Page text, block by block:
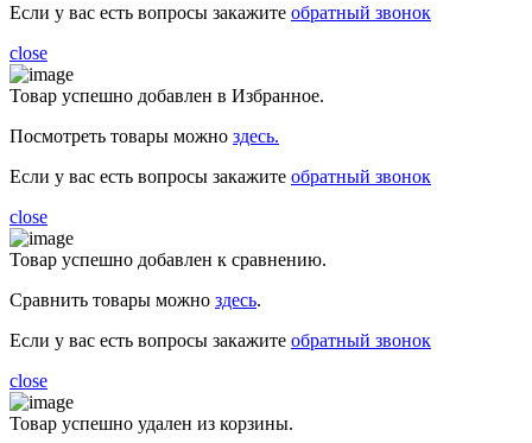
Если у вас есть вопросы закажите обратный звонок
close
Товар успешно добавлен в Избранное.
Посмотреть товары можно здесь.
Если у вас есть вопросы закажите обратный звонок
close
Товар успешно добавлен к сравнению.
Сравнить товары можно здесь.
Если у вас есть вопросы закажите обратный звонок
close
Товар успешно удален из корзины.